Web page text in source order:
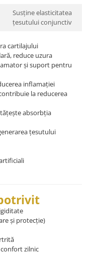
Susține elasticitatea
țesutului conjunctiv
cartilajului
reduce uzura
și suport pentru
inflamației
la reducerea
absorbția
țesutului
și protecție)
zilnic